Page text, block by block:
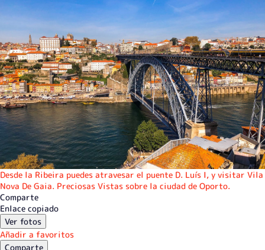
Desde la Ribeira puedes atravesar el puente D. Luís I, y visitar Vila
Nova De Gaia. Preciosas Vistas sobre la ciudad de Oporto.
Comparte
Enlace copiado
Ver fotos
Añadir a favoritos
Comparte